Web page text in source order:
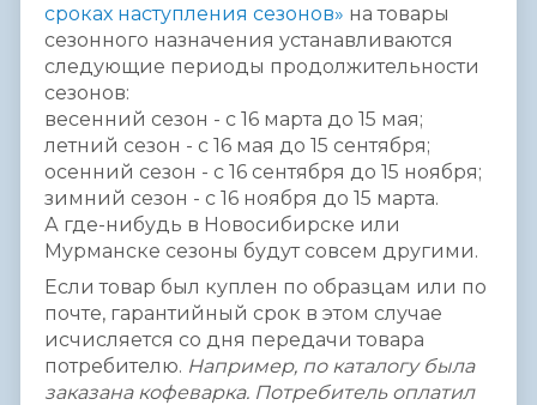
сроках наступления сезонов» на товары
сезонного назначения устанавливаются
следующие периоды продолжительности
сезонов:
весенний сезон - с 16 марта до 15 мая;
летний сезон - с 16 мая до 15 сентября;
осенний сезон - с 16 сентября до 15 ноября;
зимний сезон - с 16 ноября до 15 марта.
А где-нибудь в Новосибирске или
Мурманске сезоны будут совсем другими.
Если товар был куплен по образцам или по
почте, гарантийный срок в этом случае
исчисляется со дня передачи товара
потребителю. Например, по каталогу была
заказана кофеварка. Потребитель оплатил